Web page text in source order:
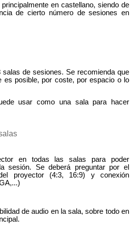
en castellano, siendo de
de cierto número de sesiones en
de sesiones. Se recomienda que
es posible, por coste, por espacio o lo
usar como una sala para hacer
en todas las salas para poder
sesión. Se deberá preguntar por el
proyector (4:3, 16:9) y conexión
de audio en la sala, sobre todo en